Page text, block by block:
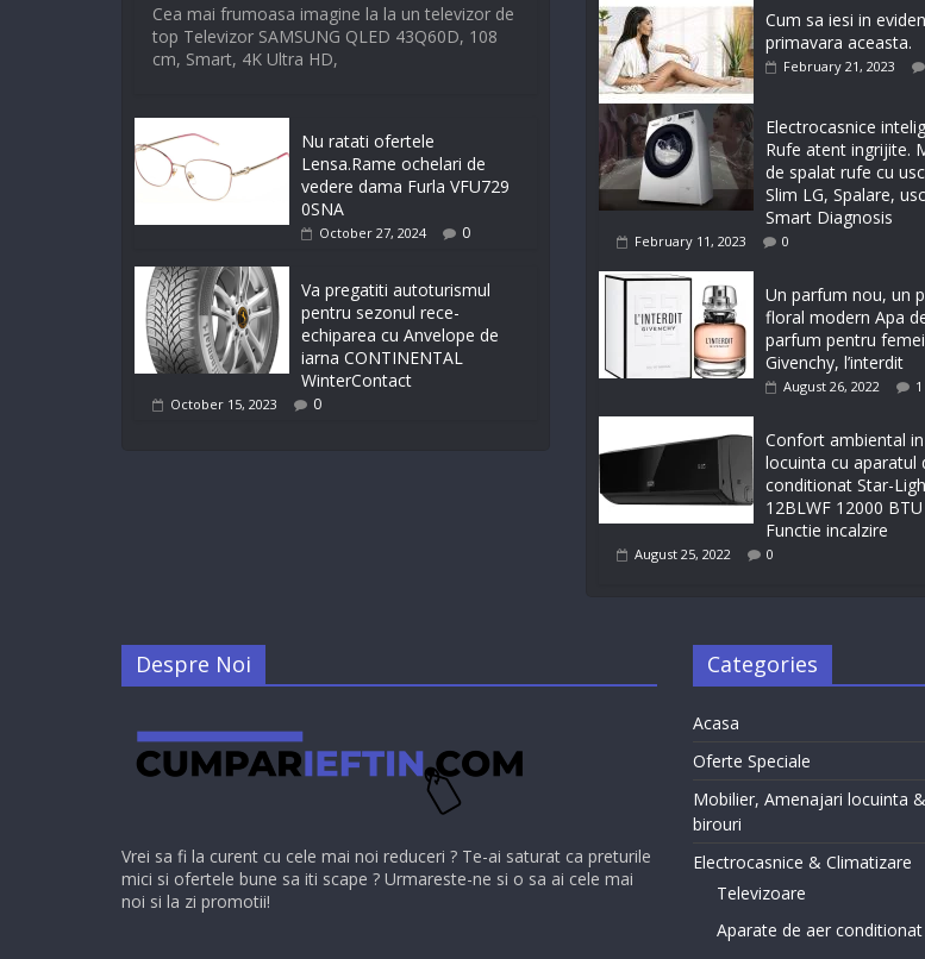
Cea mai frumoasa imagine la la un televizor de
top Televizor SAMSUNG QLED 43Q60D, 108
cm, Smart, 4K Ultra HD,
Nu ratati ofertele
Lensa.Rame ochelari de
vedere dama Furla VFU729
0SNA
October 27, 2024 0
Va pregatiti autoturismul
pentru sezonul rece-
echiparea cu Anvelope de
iarna CONTINENTAL
WinterContact
October 15, 2023 0
Cum sa iesi in
primavara aceasta.
February 21, 2023
Electrocasnice
Rufe atent ingrijite.
de spalat rufe cu
Slim LG, Spalare,
Smart Diagnosis
February 11, 2023 0
Un parfum nou, un
floral modern Apa
parfum pentru femei
Givenchy, l’interdit
August 26, 2022 1
Confort ambiental in
locuinta cu aparatul
conditionat Star-
12BLWF 12000
Functie incalzire
August 25, 2022 0
Despre Noi
Vrei sa fi la curent cu cele mai noi reduceri ? Te-ai saturat ca preturile
mici si ofertele bune sa iti scape ? Urmareste-ne si o sa ai cele mai
noi si la zi promotii!
Categories
Acasa
Oferte Speciale
Mobilier, Amenajari locuinta &
birouri
Electrocasnice & Climatizare
Televizoare
Aparate de aer conditionat